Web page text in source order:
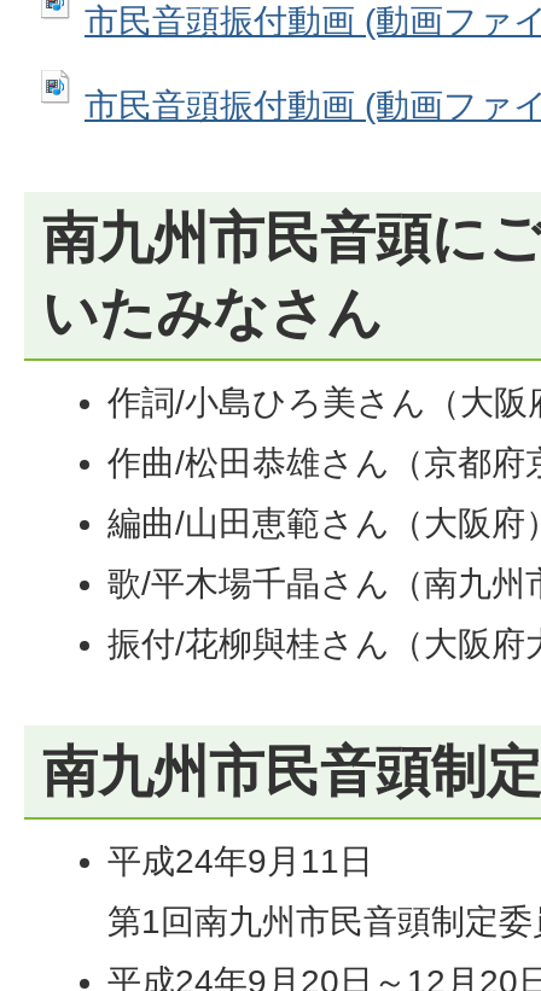
市民音頭振付動画 (動画ファ
市民音頭振付動画 (動画ファ
南九州市民音頭に
いたみなさん
作詞/小島ひろ美さん（大阪
作曲/松田恭雄さん（京都府
編曲/山田恵範さん（大阪府
歌/平木場千晶さん（南九州
振付/花柳與桂さん（大阪府
南九州市民音頭制
平成24年9月11日
第1回南九州市民音頭制定委
平成24年9月20日～12月20